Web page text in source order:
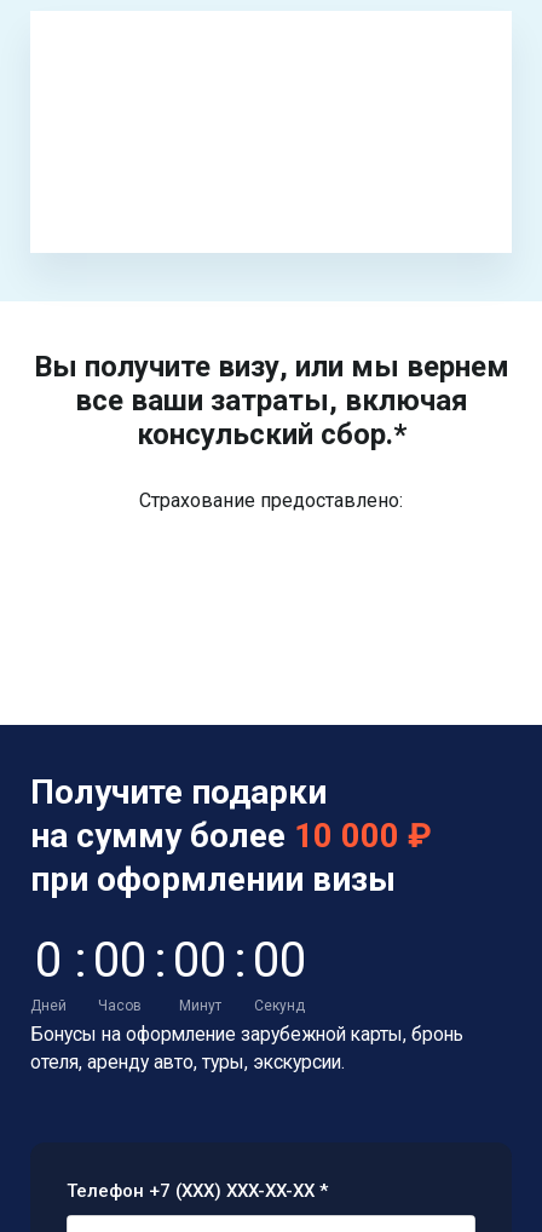
Вы получите визу, или мы вернем
все ваши затраты, включая
консульский сбор.*
Страхование предоставлено:
Получите подарки
на сумму более 10 000 ₽
при оформлении визы
0
Дней
: 00
Часов
: 00
Минут
: 00
Секунд
Бонусы на оформление зарубежной карты, бронь
отеля, аренду авто, туры, экскурсии.
Телефон +7 (XXX) XXX-XX-XX *